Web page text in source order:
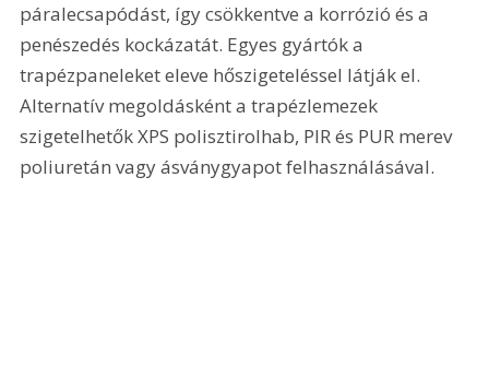
páralecsapódást, így csökkentve a korrózió és a
penészedés kockázatát. Egyes gyártók a
trapézpaneleket eleve hőszigeteléssel látják el.
Alternatív megoldásként a trapézlemezek
szigetelhetők XPS polisztirolhab, PIR és PUR merev
poliuretán vagy ásványgyapot felhasználásával.